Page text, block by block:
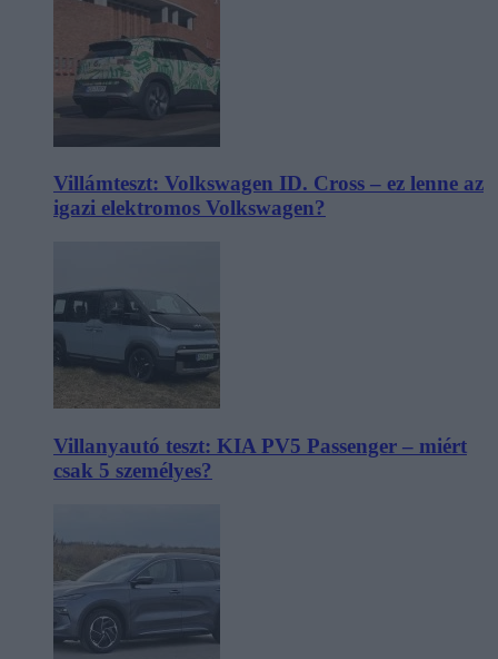
Villámteszt: Volkswagen ID. Cross – ez lenne az
igazi elektromos Volkswagen?
Villanyautó teszt: KIA PV5 Passenger – miért
csak 5 személyes?